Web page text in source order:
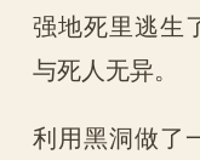
强地死里逃生
与死人无异。
利用黑洞做了